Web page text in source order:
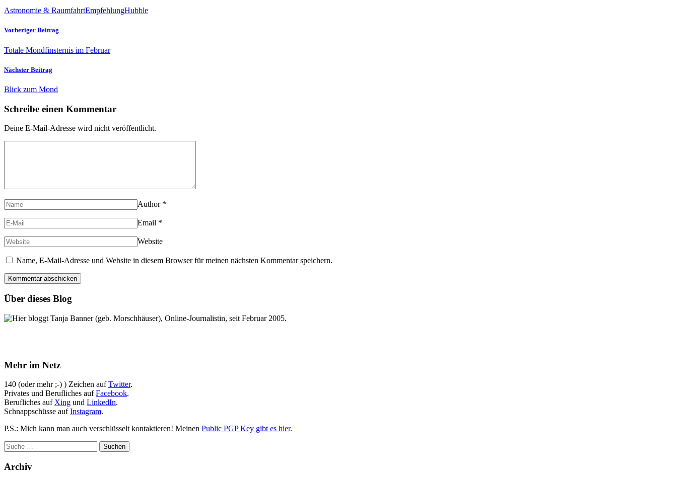
Astronomie & RaumfahrtEmpfehlungHubble
Vorheriger Beitrag
Totale Mondfinsternis im Februar
Nächster Beitrag
Blick zum Mond
Schreibe einen Kommentar
Deine E-Mail-Adresse wird nicht veröffentlicht.
Author *
Email *
Website
Name, E-Mail-Adresse und Website in diesem Browser für meinen nächsten Kommentar speichern.
Über dieses Blog
Hier bloggt Tanja Banner (geb. Morschhäuser), Online-Journalistin, seit Februar 2005.
Mehr im Netz
140 (oder mehr ;-) ) Zeichen aufTwitter.
Privates und Berufliches aufFacebook.
Berufliches auf Xing und LinkedIn.
Schnappschüsse aufInstagram.
P.S.: Mich kann man auch verschlüsselt kontaktieren! Meinen Public PGP Key gibt es hier.
Archiv